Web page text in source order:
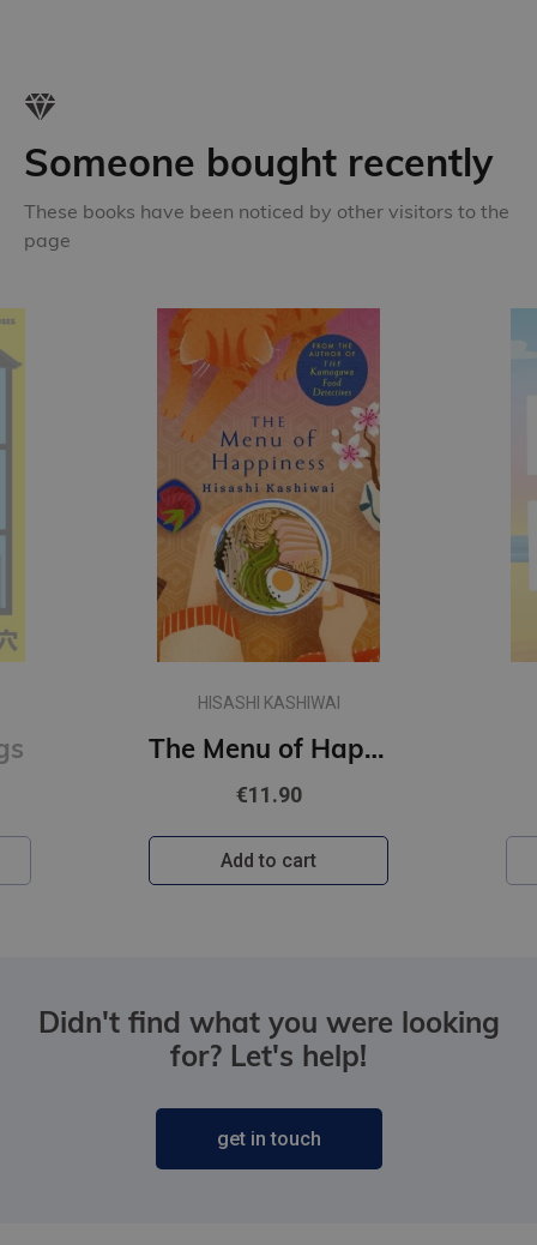
Someone bought recently
These books have been noticed by other visitors to the
page
The Menu of Happiness
CHLOE LIESE
Happy Ending
€10.90
Add to cart
Didn't find what you were looking
for? Let's help!
get in touch